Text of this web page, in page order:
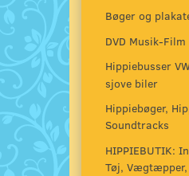
Bøger og
DVD Musik-Film
Hippiebusser
sjove biler
Hippiebøger,
Soundtracks
HIPPIEBUTIK:
Tøj, Vægtæpper,